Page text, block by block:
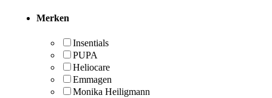
Merken
Insentials
PUPA
Heliocare
Emmagen
Monika Heiligmann